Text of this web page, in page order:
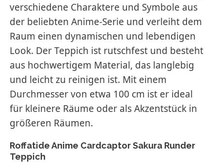
verschiedene Charaktere und Symbole aus
der beliebten Anime-Serie und verleiht dem
Raum einen dynamischen und lebendigen
Look. Der Teppich ist rutschfest und besteht
aus hochwertigem Material, das langlebig
und leicht zu reinigen ist. Mit einem
Durchmesser von etwa 100 cm ist er ideal
für kleinere Räume oder als Akzentstück in
größeren Räumen.
Roffatide Anime Cardcaptor Sakura Runder
Teppich